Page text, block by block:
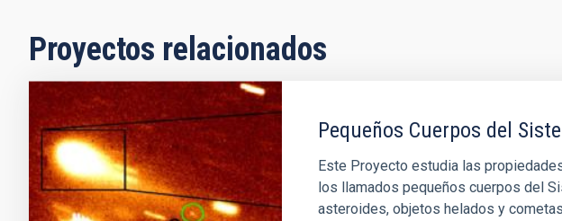
Proyectos relacionados
Pequeños Cuerpos del
Este Proyecto estudia las
los llamados pequeños cuerpos del
asteroides, objetos helados y